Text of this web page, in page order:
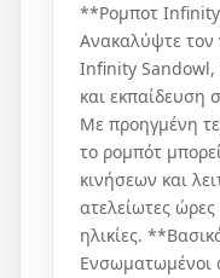
**Ρομποτ
Ανακαλύψτε τον
Infinity Sandowl,
και εκπαίδευση
Με προηγμένη
το ρομπότ
κινήσεων και
ατελείωτες
ηλικίες.
Ενσωματωμένοι